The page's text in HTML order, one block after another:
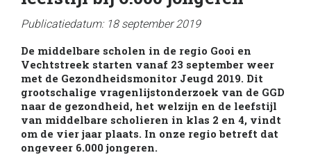
Publicatiedatum: 18 september 2019
De middelbare scholen in de regio Gooi en
Vechtstreek starten vanaf 23 september weer
met de Gezondheidsmonitor Jeugd 2019. Dit
grootschalige vragenlijstonderzoek van de GGD
naar de gezondheid, het welzijn en de leefstijl
van middelbare scholieren in klas 2 en 4, vindt
om de vier jaar plaats. In onze regio betreft dat
ongeveer 6.000 jongeren.